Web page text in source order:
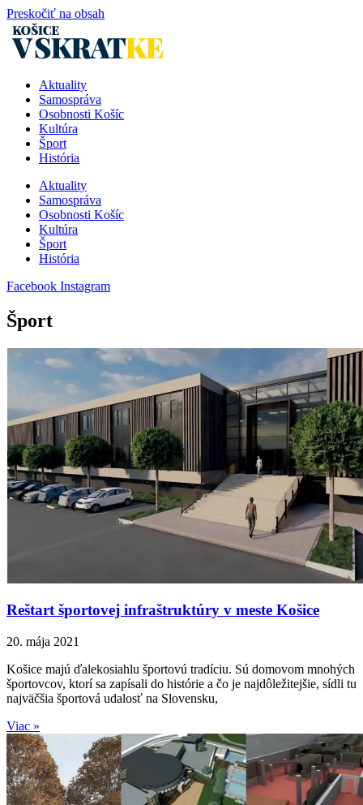
Preskočiť na obsah
Aktuality
Samospráva
Osobnosti Košíc
Kultúra
Šport
História
Aktuality
Samospráva
Osobnosti Košíc
Kultúra
Šport
História
Facebook Instagram
Šport
Reštart športovej infraštruktúry v meste Košice
20. mája 2021
Košice majú ďalekosiahlu športovú tradíciu. Sú domovom mnohých
športovcov, ktorí sa zapísali do histórie a čo je najdôležitejšie, sídli tu
najväčšia športová udalosť na Slovensku,
Viac »